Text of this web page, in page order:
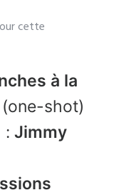
cette
à la
(one-shot)
: Jimmy